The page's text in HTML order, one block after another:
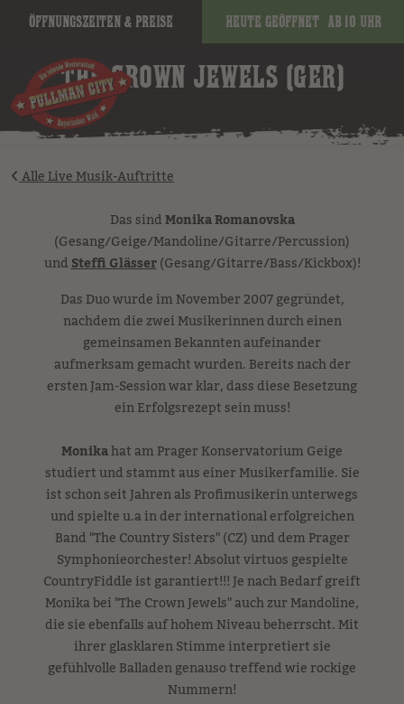
Öffnungszeiten & Preise Heute geöffnet ab 10 Uhr
image
THE CROWN JEWELS (GER)
Alle Live Musik-Auftritte
Das sindMonika Romanovska
(Gesang/Geige/Mandoline/Gitarre/Percussion)
undSteffi Glässer(Gesang/Gitarre/Bass/Kickbox)!
Das Duo wurde im November 2007 gegründet,
nachdem die zwei Musikerinnen durch einen
gemeinsamen Bekannten aufeinander
aufmerksam gemacht wurden. Bereits nach der
ersten Jam-Session war klar, dass diese Besetzung
ein Erfolgsrezept sein muss!
Monikahat am Prager Konservatorium Geige
studiert und stammt aus einer Musikerfamilie. Sie
ist schon seit Jahren als Profimusikerin unterwegs
und spielte u.a in der international erfolgreichen
Band "The Country Sisters" (CZ) und dem Prager
Symphonieorchester! Absolut virtuos gespielte
CountryFiddle ist garantiert!!! Je nach Bedarf greift
Monika bei "The Crown Jewels" auch zur Mandoline,
die sie ebenfalls auf hohem Niveau beherrscht. Mit
ihrer glasklaren Stimme interpretiert sie
gefühlvolle Balladen genauso treffend wie rockige
Nummern!